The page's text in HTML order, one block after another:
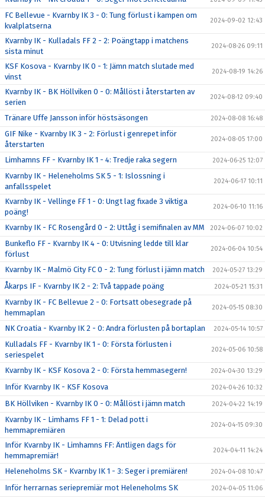
FC Bellevue - Kvarnby IK 3 - 0: Tung förlust i kampen om
kvalplatserna
2024-09-02 12:43
Kvarnby IK - Kulladals FF 2 - 2: Poängtapp i matchens
sista minut
2024-08-26 09:11
KSF Kosova - Kvarnby IK 0 - 1: Jämn match slutade med
vinst
2024-08-19 14:26
Kvarnby IK - BK Höllviken 0 - 0: Mållöst i återstarten av
serien
2024-08-12 09:40
Tränare Uffe Jansson inför höstsäsongen 2024-08-08 16:48
GIF Nike - Kvarnby IK 3 - 2: Förlust i genrepet inför
återstarten
2024-08-05 17:00
Limhamns FF - Kvarnby IK 1 - 4: Tredje raka segern 2024-06-25 12:07
Kvarnby IK - Heleneholms SK 5 - 1: Islossning i
anfallsspelet
2024-06-17 10:11
Kvarnby IK - Vellinge FF 1 - 0: Ungt lag fixade 3 viktiga
poäng!
2024-06-10 11:16
Kvarnby IK - FC Rosengård 0 - 2: Uttåg i semifinalen av MM 2024-06-07 10:02
Bunkeflo FF - Kvarnby IK 4 - 0: Utvisning ledde till klar
förlust
2024-06-04 10:54
Kvarnby IK - Malmö City FC 0 - 2: Tung förlust i jämn match 2024-05-27 13:29
Åkarps IF - Kvarnby IK 2 - 2: Två tappade poäng 2024-05-21 15:31
Kvarnby IK - FC Bellevue 2 - 0: Fortsatt obesegrade på
hemmaplan
2024-05-15 08:30
NK Croatia - Kvarnby IK 2 - 0: Andra förlusten på bortaplan 2024-05-14 10:57
Kulladals FF - Kvarnby IK 1 - 0: Första förlusten i
seriespelet
2024-05-06 10:58
Kvarnby IK - KSF Kosova 2 - 0: Första hemmasegern! 2024-04-30 13:29
Inför Kvarnby IK - KSF Kosova 2024-04-26 10:32
BK Höllviken - Kvarnby IK 0 - 0: Mållöst i jämn match 2024-04-22 14:19
Kvarnby IK - Limhams FF 1 - 1: Delad pott i
hemmapremiären
2024-04-15 09:30
Inför Kvarnby IK - Limhamns FF: Äntligen dags för
hemmapremiär!
2024-04-11 14:24
Heleneholms SK - Kvarnby IK 1 - 3: Seger i premiären! 2024-04-08 10:47
Inför herrarnas seriepremiär mot Heleneholms SK 2024-04-05 11:06